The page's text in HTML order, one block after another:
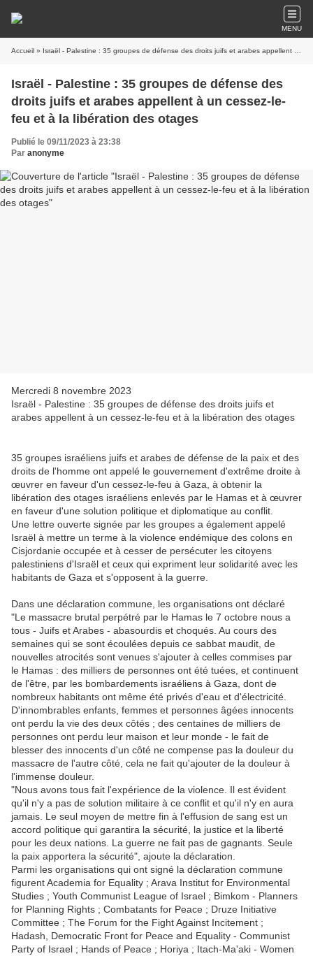
MENU
Accueil » Israël - Palestine : 35 groupes de défense des droits juifs et arabes appellent à un cessez-le-feu et à la libération des otages
Israël - Palestine : 35 groupes de défense des
droits juifs et arabes appellent à un cessez-le-
feu et à la libération des otages
Publié le 09/11/2023 à 23:38
Par anonyme
Mercredi 8 novembre 2023
Israël - Palestine : 35 groupes de défense des droits juifs et
arabes appellent à un cessez-le-feu et à la libération des otages
35 groupes israéliens juifs et arabes de défense de la paix et des
droits de l'homme ont appelé le gouvernement d'extrême droite à
œuvrer en faveur d'un cessez-le-feu à Gaza, à obtenir la
libération des otages israéliens enlevés par le Hamas et à œuvrer
en faveur d'une solution politique et diplomatique au conflit.
Une lettre ouverte signée par les groupes a également appelé
Israël à mettre un terme à la violence endémique des colons en
Cisjordanie occupée et à cesser de persécuter les citoyens
palestiniens d'Israël et ceux qui expriment leur solidarité avec les
habitants de Gaza et s'opposent à la guerre.
Dans une déclaration commune, les organisations ont déclaré
"Le massacre brutal perpétré par le Hamas le 7 octobre nous a
tous - Juifs et Arabes - abasourdis et choqués. Au cours des
semaines qui se sont écoulées depuis ce sabbat maudit, de
nouvelles atrocités sont venues s'ajouter à celles commises par
le Hamas : des milliers de personnes ont été tuées, et continuent
de l'être, par les bombardements israéliens à Gaza, dont de
nombreux habitants ont même été privés d'eau et d'électricité.
D'innombrables enfants, femmes et personnes âgées innocents
ont perdu la vie des deux côtés ; des centaines de milliers de
personnes ont perdu leur maison et leur monde - le fait de
blesser des innocents d'un côté ne compense pas la douleur du
massacre de l'autre côté, cela ne fait qu'ajouter de la douleur à
l'immense douleur.
"Nous avons tous fait l'expérience de la violence. Il est évident
qu'il n'y a pas de solution militaire à ce conflit et qu'il n'y en aura
jamais. Le seul moyen de mettre fin à l'effusion de sang est un
accord politique qui garantira la sécurité, la justice et la liberté
pour les deux nations. La guerre ne fait pas de gagnants. Seule
la paix apportera la sécurité", ajoute la déclaration.
Parmi les organisations qui ont signé la déclaration commune
figurent Academia for Equality ; Arava Institut for Environmental
Studies ; Youth Communist League of Israel ; Bimkom - Planners
for Planning Rights ; Combatants for Peace ; Druze Initiative
Committee ; The Forum for the Fight Against Incitement ;
Hadash, Democratic Front for Peace and Equality - Communist
Party of Israel ; Hands of Peace ; Horiya ; Itach-Ma'aki - Women